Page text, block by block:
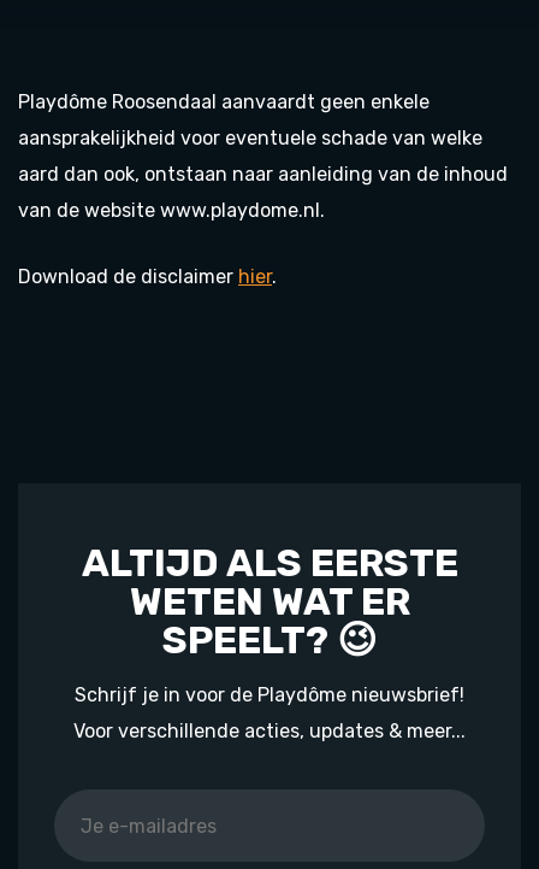
Playdôme Roosendaal aanvaardt geen enkele
aansprakelijkheid voor eventuele schade van welke
aard dan ook, ontstaan naar aanleiding van de inhoud
van de website www.playdome.nl.
Download de disclaimer hier.
ALTIJD ALS EERSTE
WETEN WAT ER
SPEELT? 😉
Schrijf je in voor de Playdôme nieuwsbrief!
Voor verschillende acties, updates & meer...